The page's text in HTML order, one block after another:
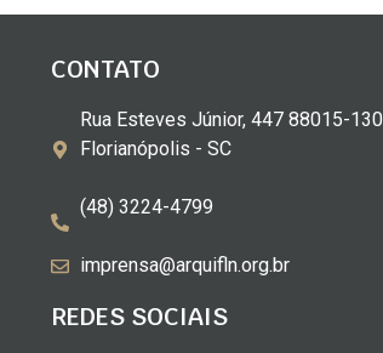
CONTATO
Rua Esteves Júnior, 447 88015-130
Florianópolis - SC
(48) 3224-4799
imprensa@arquifln.org.br
REDES SOCIAIS